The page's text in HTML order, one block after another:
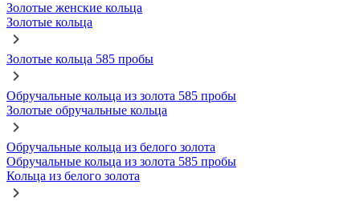
Золотые женские кольца
Золотые кольца
Золотые кольца 585 пробы
Обручальные кольца из золота 585 пробы
Золотые обручальные кольца
Обручальные кольца из белого золота
Обручальные кольца из золота 585 пробы
Кольца из белого золота